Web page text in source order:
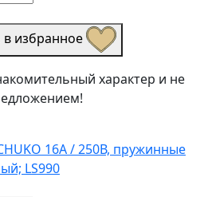
избранное
характер и не
16А / 250В, пружинные
LS990